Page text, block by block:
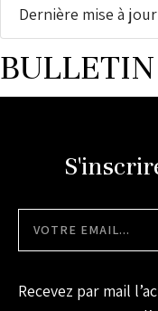
Dernière mise à jour
Recevez par mail